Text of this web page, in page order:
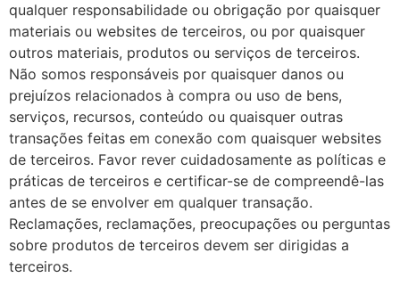
qualquer responsabilidade ou obrigação por quaisquer
materiais ou websites de terceiros, ou por quaisquer
outros materiais, produtos ou serviços de terceiros.
Não somos responsáveis por quaisquer danos ou
prejuízos relacionados à compra ou uso de bens,
serviços, recursos, conteúdo ou quaisquer outras
transações feitas em conexão com quaisquer websites
de terceiros. Favor rever cuidadosamente as políticas e
práticas de terceiros e certificar-se de compreendê-las
antes de se envolver em qualquer transação.
Reclamações, reclamações, preocupações ou perguntas
sobre produtos de terceiros devem ser dirigidas a
terceiros.